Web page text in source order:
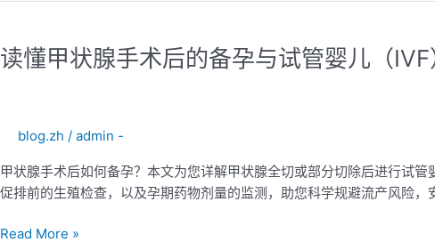
读懂甲状腺手术后的备孕与试管婴儿（
blog.zh / admin -
甲状腺手术后如何备孕？本文为您详解甲状腺全切或部分切除后进行试
促排前的生殖检查，以及孕期药物剂量的监测，助您科学规避流产风险，
甲
状
的
备
孕
Read More »